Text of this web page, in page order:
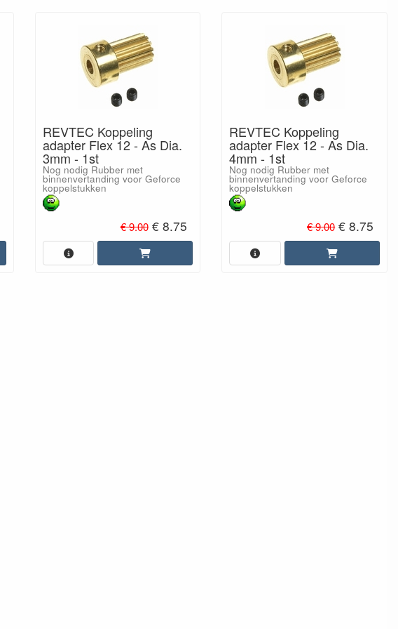
REVTEC Koppeling
adapter Flex 12 - As Dia.
3mm - 1st
Nog nodig Rubber met
binnenvertanding voor Geforce
koppelstukken
€ 9.00€ 8.75
REVTEC Koppeling
adapter Flex 12 - As Dia.
4mm - 1st
Nog nodig Rubber met
binnenvertanding voor Geforce
koppelstukken
€ 9.00€ 8.75